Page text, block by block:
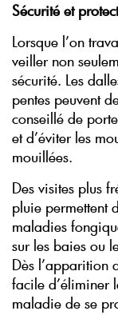
Sécurité et
Lorsque l’on
veiller non
sécurité. Les
pentes peuvent
conseillé de
et d’éviter les
mouillées.
Des visites plus
pluie permettent
maladies
sur les baies ou
Dès l’apparition
facile d’éliminer
maladie de se